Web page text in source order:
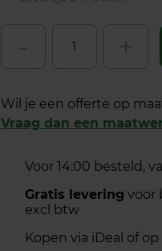
Wil je een offerte op
Vraag dan een
Voor 14:00 besteld,
Gratis levering voor
excl btw
Kopen via iDeal of op